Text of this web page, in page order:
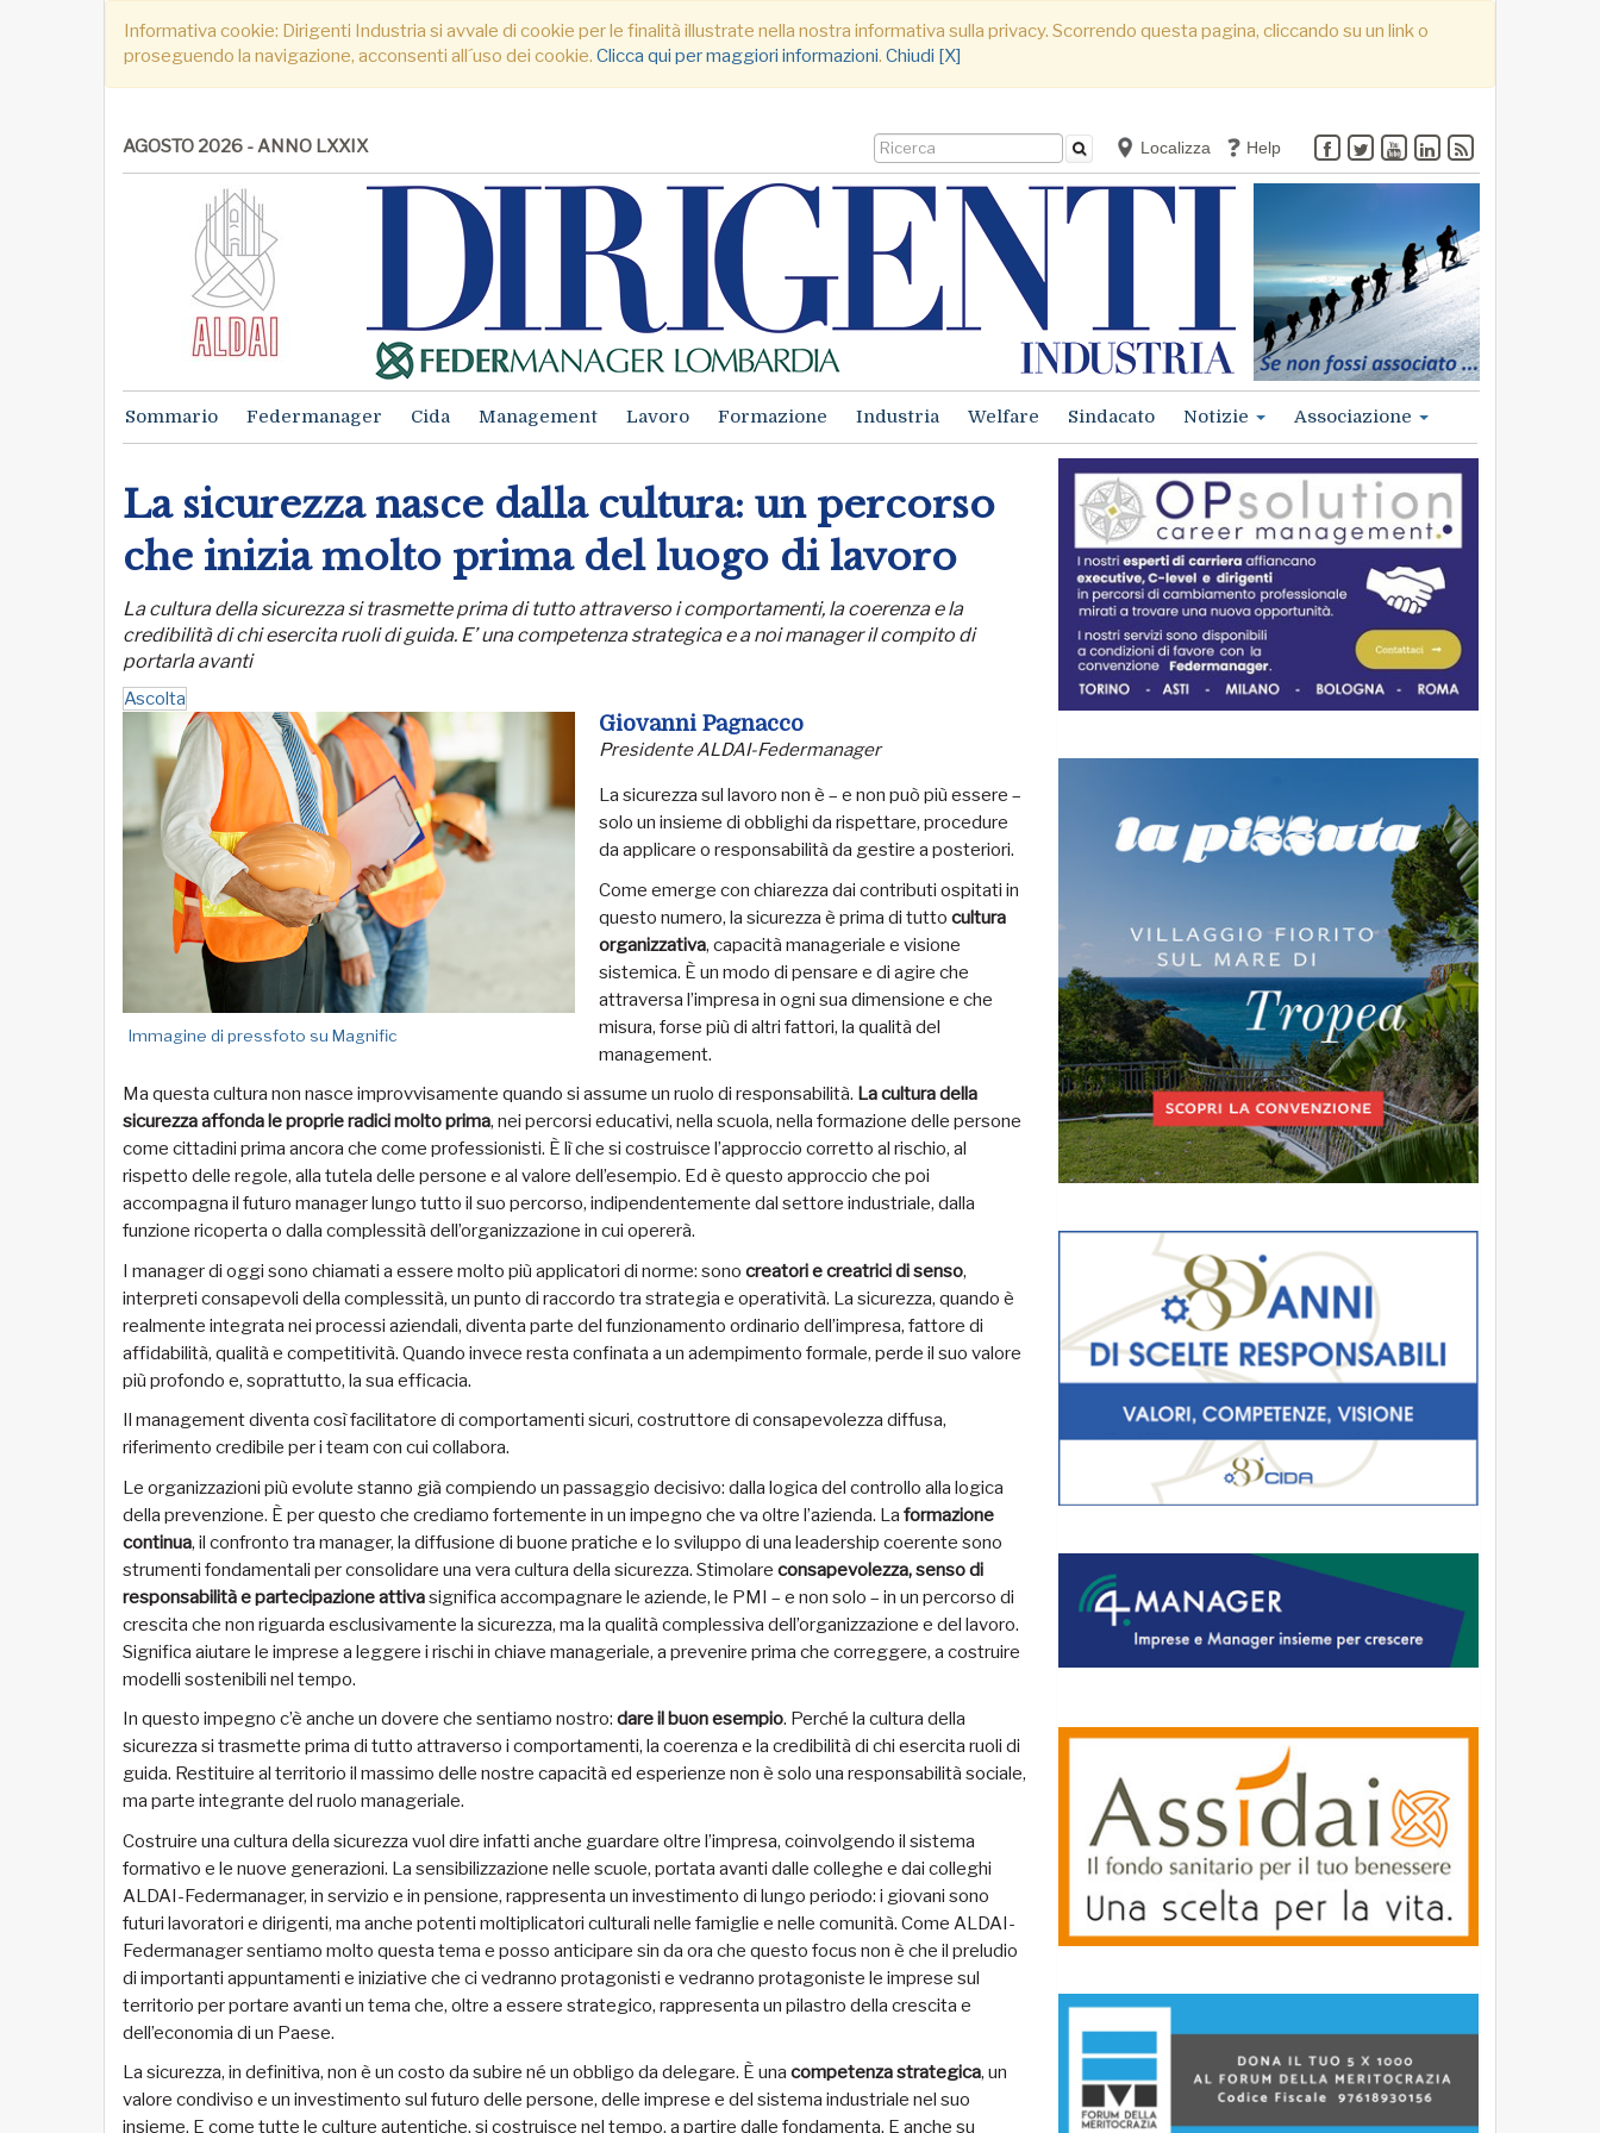
Informativa cookie: Dirigenti Industria si avvale di cookie per le finalità illustrate nella nostra informativa sulla privacy. Scorrendo questa pagina, cliccando su un link o
proseguendo la navigazione, acconsenti all´uso dei cookie. Clicca qui per maggiori informazioni. Chiudi [X]
AGOSTO 2026 - ANNO LXXIX Localizza Help
Sommario Federmanager Cida Management Lavoro Formazione Industria Welfare Sindacato Notizie Associazione
La sicurezza nasce dalla cultura: un percorso
che inizia molto prima del luogo di lavoro
La cultura della sicurezza si trasmette prima di tutto attraverso i comportamenti, la coerenza e la
credibilità di chi esercita ruoli di guida. E’ una competenza strategica e a noi manager il compito di
portarla avanti
Ascolta
Immagine di pressfoto su Magnific
Giovanni Pagnacco
Presidente ALDAI-Federmanager
La sicurezza sul lavoro non è – e non può più essere –
solo un insieme di obblighi da rispettare, procedure
da applicare o responsabilità da gestire a posteriori.
Come emerge con chiarezza dai contributi ospitati in
questo numero, la sicurezza è prima di tutto cultura
organizzativa, capacità manageriale e visione
sistemica. È un modo di pensare e di agire che
attraversa l’impresa in ogni sua dimensione e che
misura, forse più di altri fattori, la qualità del
management.
Ma questa cultura non nasce improvvisamente quando si assume un ruolo di responsabilità. La cultura della
sicurezza affonda le proprie radici molto prima, nei percorsi educativi, nella scuola, nella formazione delle persone
come cittadini prima ancora che come professionisti. È lì che si costruisce l’approccio corretto al rischio, al
rispetto delle regole, alla tutela delle persone e al valore dell’esempio. Ed è questo approccio che poi
accompagna il futuro manager lungo tutto il suo percorso, indipendentemente dal settore industriale, dalla
funzione ricoperta o dalla complessità dell’organizzazione in cui opererà.
I manager di oggi sono chiamati a essere molto più applicatori di norme: sono creatori e creatrici di senso,
interpreti consapevoli della complessità, un punto di raccordo tra strategia e operatività. La sicurezza, quando è
realmente integrata nei processi aziendali, diventa parte del funzionamento ordinario dell’impresa, fattore di
affidabilità, qualità e competitività. Quando invece resta confinata a un adempimento formale, perde il suo valore
più profondo e, soprattutto, la sua efficacia.
Il management diventa così facilitatore di comportamenti sicuri, costruttore di consapevolezza diffusa,
riferimento credibile per i team con cui collabora.
Le organizzazioni più evolute stanno già compiendo un passaggio decisivo: dalla logica del controllo alla logica
della prevenzione. È per questo che crediamo fortemente in un impegno che va oltre l’azienda. La formazione
continua, il confronto tra manager, la diffusione di buone pratiche e lo sviluppo di una leadership coerente sono
strumenti fondamentali per consolidare una vera cultura della sicurezza. Stimolare consapevolezza, senso di
responsabilità e partecipazione attivasignifica accompagnare le aziende, le PMI – e non solo – in un percorso di
crescita che non riguarda esclusivamente la sicurezza, ma la qualità complessiva dell’organizzazione e del lavoro.
Significa aiutare le imprese a leggere i rischi in chiave manageriale, a prevenire prima che correggere, a costruire
modelli sostenibili nel tempo.
In questo impegno c’è anche un dovere che sentiamo nostro: dare il buon esempio. Perché la cultura della
sicurezza si trasmette prima di tutto attraverso i comportamenti, la coerenza e la credibilità di chi esercita ruoli di
guida. Restituire al territorio il massimo delle nostre capacità ed esperienze non è solo una responsabilità sociale,
ma parte integrante del ruolo manageriale.
Costruire una cultura della sicurezza vuol dire infatti anche guardare oltre l’impresa, coinvolgendo il sistema
formativo e le nuove generazioni. La sensibilizzazione nelle scuole, portata avanti dalle colleghe e dai colleghi
ALDAI-Federmanager, in servizio e in pensione, rappresenta un investimento di lungo periodo: i giovani sono
futuri lavoratori e dirigenti, ma anche potenti moltiplicatori culturali nelle famiglie e nelle comunità. Come ALDAI-
Federmanager sentiamo molto questa tema e posso anticipare sin da ora che questo focus non è che il preludio
di importanti appuntamenti e iniziative che ci vedranno protagonisti e vedranno protagoniste le imprese sul
territorio per portare avanti un tema che, oltre a essere strategico, rappresenta un pilastro della crescita e
dell’economia di un Paese.
La sicurezza, in definitiva, non è un costo da subire né un obbligo da delegare. È una competenza strategica, un
valore condiviso e un investimento sul futuro delle persone, delle imprese e del sistema industriale nel suo
insieme. E come tutte le culture autentiche, si costruisce nel tempo, a partire dalle fondamenta. E anche su